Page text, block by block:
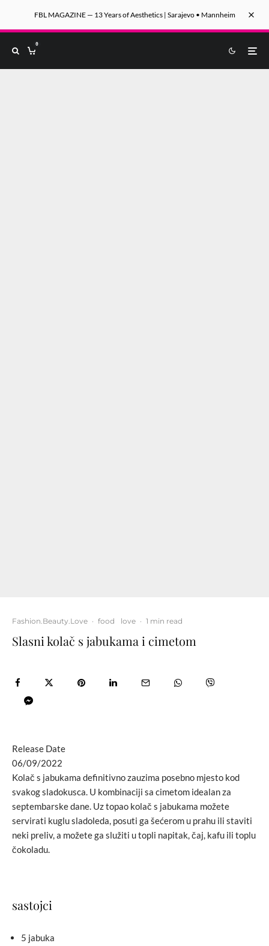
FBL MAGAZINE — 13 Years of Aesthetics | Sarajevo • Mannheim
0
Fashion.Beauty.Love · food love · 1 min read
Slasni kolač s jabukama i cimetom
Release Date
06/09/2022
Kolač s jabukama definitivno zauzima posebno mjesto kod
svakog sladokusca. U kombinaciji sa cimetom idealan za
septembarske dane. Uz topao kolač s jabukama možete
servirati kuglu sladoleda, posuti ga šećerom u prahu ili staviti
neki preliv, a možete ga služiti u topli napitak, čaj, kafu ili toplu
čokoladu.
sastojci
5 jabuka